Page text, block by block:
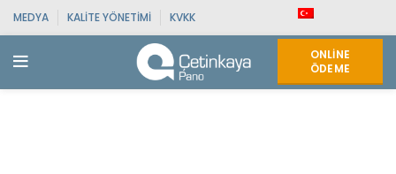
MEDYA KALITE YÖNETIMI KVKK
ONLINE
ÖDEME